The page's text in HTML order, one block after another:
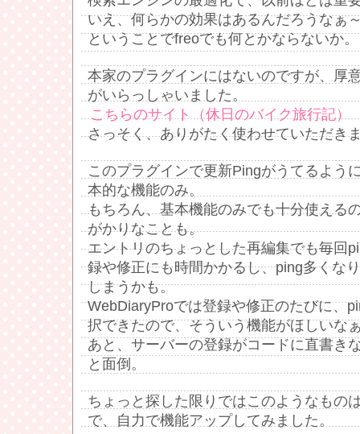
いえ、何らかの効果はあるんだろうなぁ
ということでfreoでも何とかならないか。
本家のプラグインにはないのですが、厚
がいらっしゃいました。
こちらのサイト（休日のバイク旅行記）
さっそく、ありがたく使わせていただき
このプラグインで更新Pingがうてるよう
本的な機能のみ。
もちろん、基本機能のみでも十分使える
がかりなことも。
エントリのちょっとした再編集でも毎回
録や修正にも時間かかるし、ping多くな
しまうかも。
WebDiaryProでは登録や修正のたびに、
択できたので、そういう機能がほしいな
あと、サーバーの登録がコードに直書き
と面倒。
ちょっと探した限りではこのようなもの
で、自力で機能アップしてみました。